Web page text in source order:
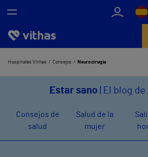
Nosotros
Hospitales Vithas Consejos Neurocirugía
Estar sano| El blog de
Consejos de
salud
Salud de la
mujer